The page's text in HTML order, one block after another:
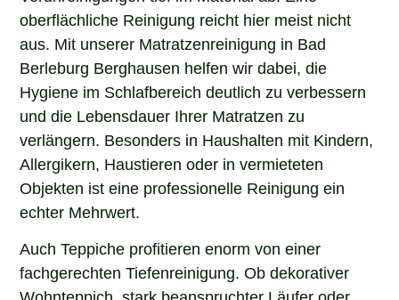
oberflächliche Reinigung reicht hier meist nicht
aus. Mit unserer Matratzenreinigung in Bad
Berleburg Berghausen helfen wir dabei, die
Hygiene im Schlafbereich deutlich zu verbessern
und die Lebensdauer Ihrer Matratzen zu
verlängern. Besonders in Haushalten mit Kindern,
Allergikern, Haustieren oder in vermieteten
Objekten ist eine professionelle Reinigung ein
echter Mehrwert.
Auch Teppiche profitieren enorm von einer
fachgerechten Tiefenreinigung. Ob dekorativer
Wohnteppich, stark beanspruchter Läufer oder